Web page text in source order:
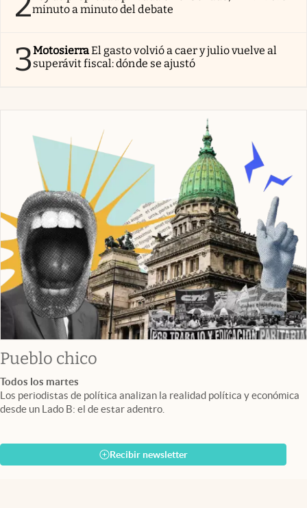
minuto a minuto del debate
3MotosierraEl gasto volvió a caer y julio vuelve al
superávit fiscal: dónde se ajustó
Pueblo chico
Todos los martes
Los periodistas de política analizan la realidad política y económica
desde un Lado B: el de estar adentro.
Recibir newsletter